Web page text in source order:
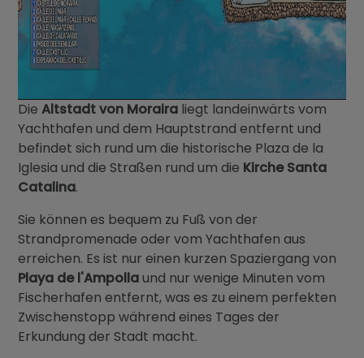
DieAltstadt von Moraira liegt landeinwärts vom
Yachthafen und dem Hauptstrand entfernt und
befindet sich rund um die historische Plaza de la
Iglesia und die Straßen rund um die Kirche Santa
Catalina.
Sie können es bequem zu Fuß von der
Strandpromenade oder vom Yachthafen aus
erreichen. Es ist nur einen kurzen Spaziergang von
Playa de l'Ampollaund nur wenige Minuten vom
Fischerhafen entfernt, was es zu einem perfekten
Zwischenstopp während eines Tages der
Erkundung der Stadt macht.